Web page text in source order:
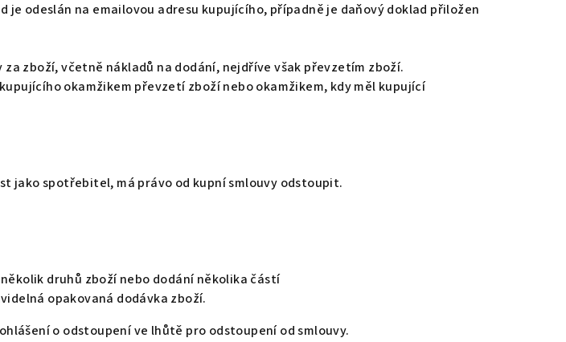
odeslán na emailovou adresu kupujícího, případně je daňový doklad přiložen
zboží, včetně nákladů na dodání, nejdříve však převzetím zboží.
okamžikem převzetí zboží nebo okamžikem, kdy měl kupující
jako spotřebitel, má právo od kupní smlouvy odstoupit.
druhů zboží nebo dodání několika částí
opakovaná dodávka zboží.
o odstoupení ve lhůtě pro odstoupení od smlouvy.